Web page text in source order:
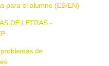
para el alumno (ES/EN)
DE LETRAS -
de